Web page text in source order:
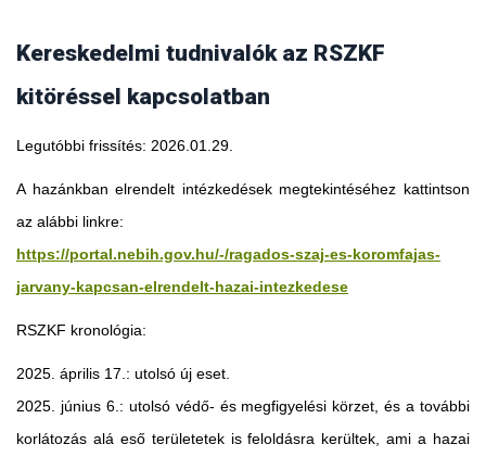
Kereskedelmi tudnivalók az RSZKF
kitöréssel kapcsolatban
Legutóbbi frissítés: 2026.01.29.
A hazánkban elrendelt intézkedések megtekintéséhez kattintson
az alábbi linkre:
https://portal.nebih.gov.hu/-/ragados-szaj-es-koromfajas-
jarvany-kapcsan-elrendelt-hazai-intezkedese
RSZKF kronológia:
2025. április 17.: utolsó új eset.
2025. június 6.: utolsó védő- és megfigyelési körzet, és a további
korlátozás alá eső területetek is feloldásra kerültek, ami a hazai
Georgia